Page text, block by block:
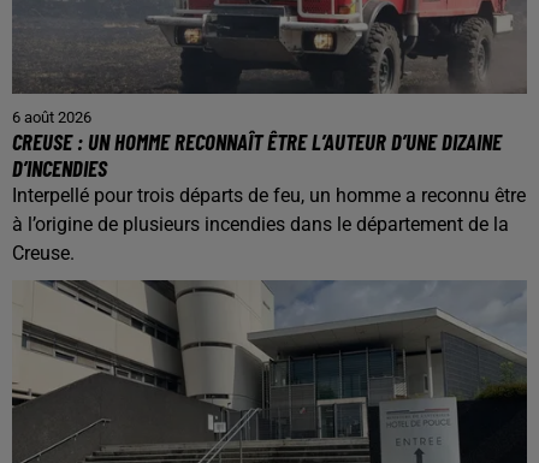
6 août 2026
CREUSE : UN HOMME RECONNAÎT ÊTRE L’AUTEUR D’UNE DIZAINE
D’INCENDIES
Interpellé pour trois départs de feu, un homme a reconnu être
à l’origine de plusieurs incendies dans le département de la
Creuse.